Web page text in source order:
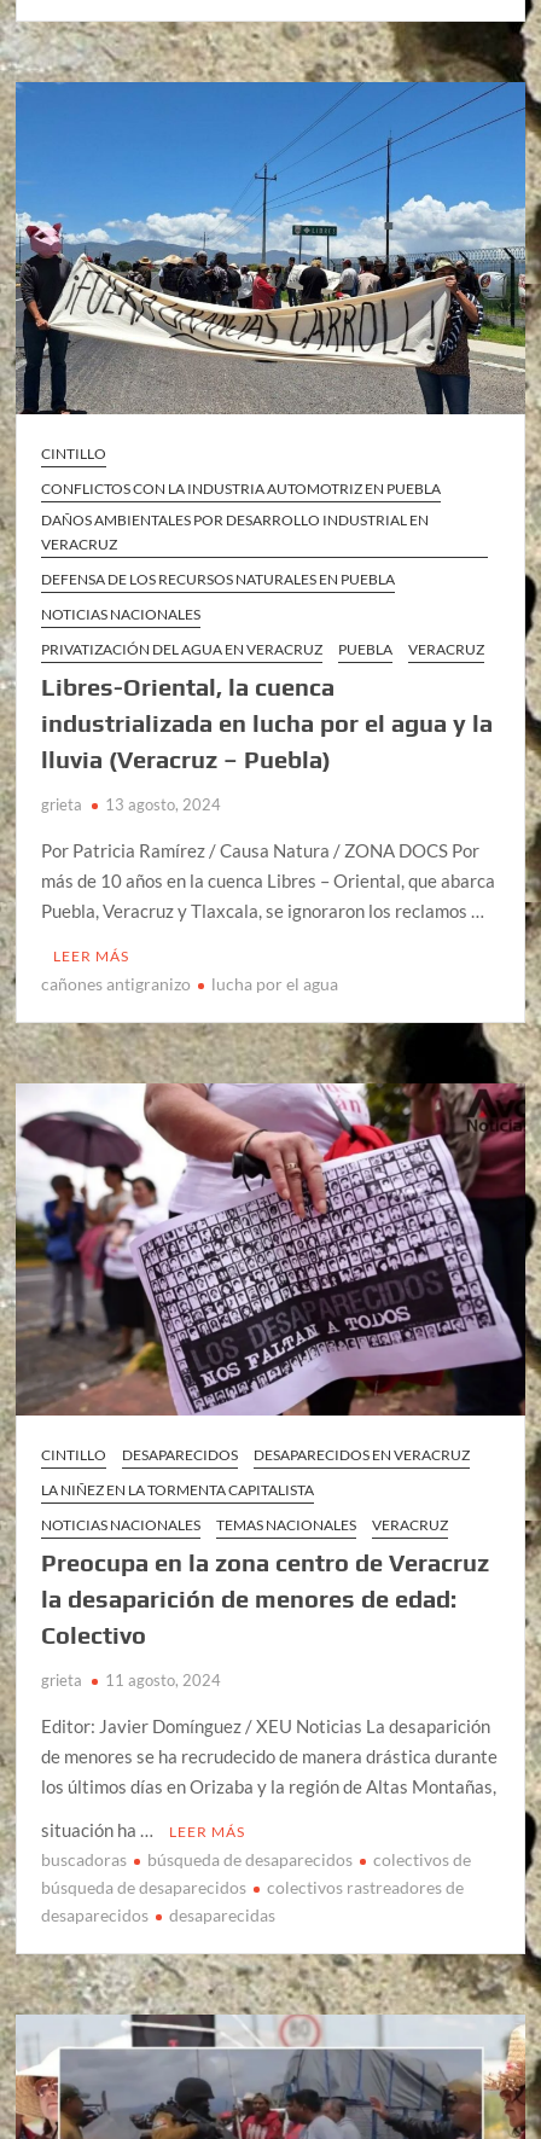
CINTILLO
CONFLICTOS CON LA INDUSTRIA AUTOMOTRIZ EN PUEBLA
DAÑOS AMBIENTALES POR DESARROLLO INDUSTRIAL EN
VERACRUZ
DEFENSA DE LOS RECURSOS NATURALES EN PUEBLA
NOTICIAS NACIONALES
PRIVATIZACIÓN DEL AGUA EN VERACRUZ
PUEBLA VERACRUZ
Libres-Oriental, la cuenca
industrializada en lucha por el agua y la
lluvia (Veracruz – Puebla)
grieta 13 agosto, 2024
Por Patricia Ramírez / Causa Natura / ZONA DOCS Por
más de 10 años en la cuenca Libres – Oriental, que abarca
Puebla, Veracruz y Tlaxcala, se ignoraron los reclamos …
LEER MÁS
cañones antigranizo lucha por el agua
CINTILLO DESAPARECIDOS
DESAPARECIDOS EN VERACRUZ
LA NIÑEZ EN LA TORMENTA CAPITALISTA
NOTICIAS NACIONALES
TEMAS NACIONALES VERACRUZ
Preocupa en la zona centro de Veracruz
la desaparición de menores de edad:
Colectivo
grieta 11 agosto, 2024
Editor: Javier Domínguez / XEU Noticias La desaparición
de menores se ha recrudecido de manera drástica durante
los últimos días en Orizaba y la región de Altas Montañas,
situación ha …
LEER MÁS
buscadoras búsqueda de desaparecidos
colectivos de
búsqueda de desaparecidos
colectivos rastreadores de
desaparecidos
desaparecidas